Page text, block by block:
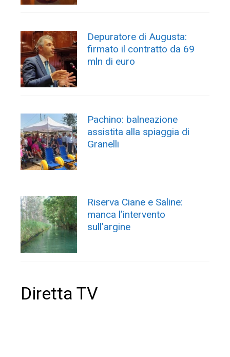
Depuratore di Augusta:
firmato il contratto da 69
mln di euro
Pachino: balneazione
assistita alla spiaggia di
Granelli
Riserva Ciane e Saline:
manca l’intervento
sull’argine
Diretta TV